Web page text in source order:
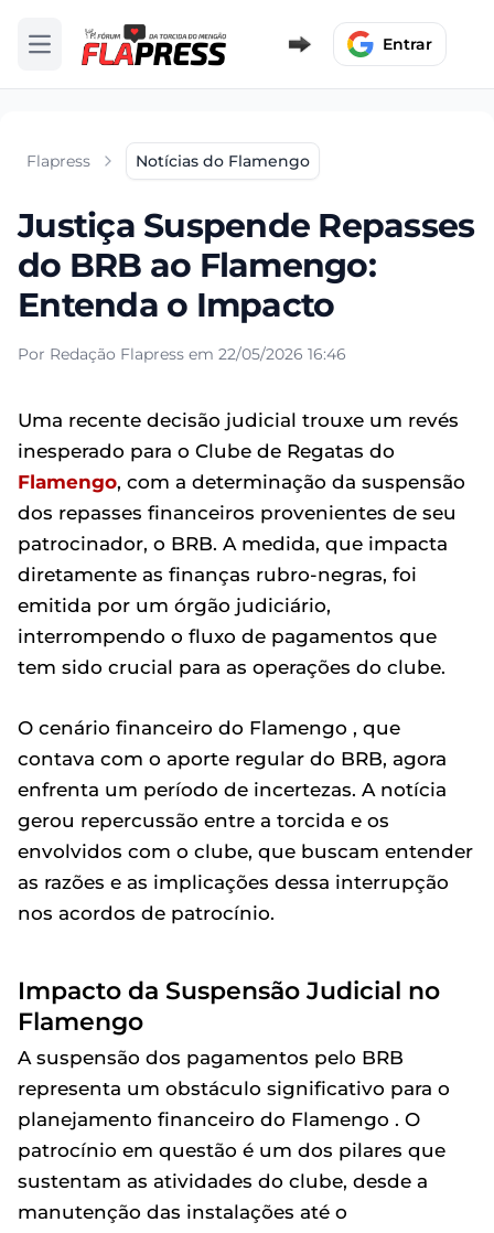
Abrir menu Entrar
Flapress Notícias do Flamengo
Justiça Suspende Repasses
do BRB ao Flamengo:
Entenda o Impacto
Por Redação Flapress em 22/05/2026 16:46
Uma recente decisão judicial trouxe um revés
inesperado para o Clube de Regatas do
Flamengo, com a determinação da suspensão
dos repasses financeiros provenientes de seu
patrocinador, o BRB. A medida, que impacta
diretamente as finanças rubro-negras, foi
emitida por um órgão judiciário,
interrompendo o fluxo de pagamentos que
tem sido crucial para as operações do clube.
O cenário financeiro do Flamengo , que
contava com o aporte regular do BRB, agora
enfrenta um período de incertezas. A notícia
gerou repercussão entre a torcida e os
envolvidos com o clube, que buscam entender
as razões e as implicações dessa interrupção
nos acordos de patrocínio.
Impacto da Suspensão Judicial no
Flamengo
A suspensão dos pagamentos pelo BRB
representa um obstáculo significativo para o
planejamento financeiro do Flamengo . O
patrocínio em questão é um dos pilares que
sustentam as atividades do clube, desde a
manutenção das instalações até o